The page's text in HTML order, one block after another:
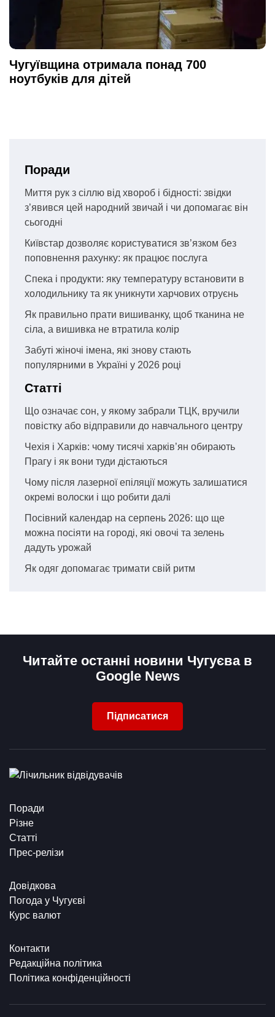
Чугуївщина отримала понад 700
ноутбуків для дітей
Поради
Миття рук з сіллю від хвороб і бідності: звідки
з’явився цей народний звичай і чи допомагає він
сьогодні
Київстар дозволяє користуватися зв’язком без
поповнення рахунку: як працює послуга
Спека і продукти: яку температуру встановити в
холодильнику та як уникнути харчових отруєнь
Як правильно прати вишиванку, щоб тканина не
сіла, а вишивка не втратила колір
Забуті жіночі імена, які знову стають
популярними в Україні у 2026 році
Статті
Що означає сон, у якому забрали ТЦК, вручили
повістку або відправили до навчального центру
Чехія і Харків: чому тисячі харків’ян обирають
Прагу і як вони туди дістаються
Чому після лазерної епіляції можуть залишатися
окремі волоски і що робити далі
Посівний календар на серпень 2026: що ще
можна посіяти на городі, які овочі та зелень
дадуть урожай
Як одяг допомагає тримати свій ритм
Читайте останні новини Чугуєва в
Google News
Підписатися
Поради
Різне
Статті
Прес-релізи
Довідкова
Погода у Чугуєві
Курс валют
Контакти
Редакційна політика
Політика конфіденційності